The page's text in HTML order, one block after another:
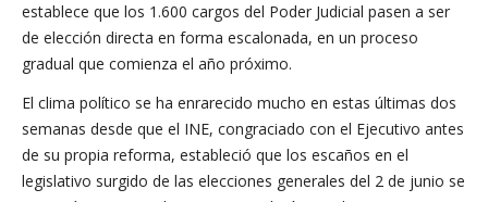
establece que los 1.600 cargos del Poder Judicial pasen a ser
de elección directa en forma escalonada, en un proceso
gradual que comienza el año próximo.
El clima político se ha enrarecido mucho en estas últimas dos
semanas desde que el INE, congraciado con el Ejecutivo antes
de su propia reforma, estableció que los escaños en el
legislativo surgido de las elecciones generales del 2 de junio se